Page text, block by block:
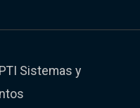
Sistemas y